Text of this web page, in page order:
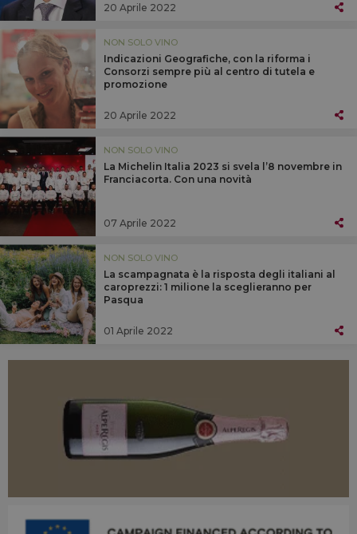
20 Aprile 2022
NON SOLO VINO
Indicazioni Geografiche, con la riforma i
Consorzi sempre più al centro di tutela e
promozione
20 Aprile 2022
NON SOLO VINO
La Michelin Italia 2023 si svela l’8 novembre in
Franciacorta. Con una novità
07 Aprile 2022
NON SOLO VINO
La scampagnata è la risposta degli italiani al
caroprezzi: 1 milione la sceglieranno per
Pasqua
01 Aprile 2022